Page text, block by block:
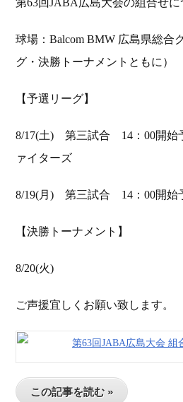
第63回JABA広島大会の組合せに
球場：Balcom BMW 広島県総合
グ・決勝トーナメントともに）
【予選リーグ】
8/17(土) 第三試合 14：00開始
ァイターズ
8/19(月) 第三試合 14：00開始
【決勝トーナメント】
8/20(火)
ご声援宜しくお願い致します。
この記事を読む »